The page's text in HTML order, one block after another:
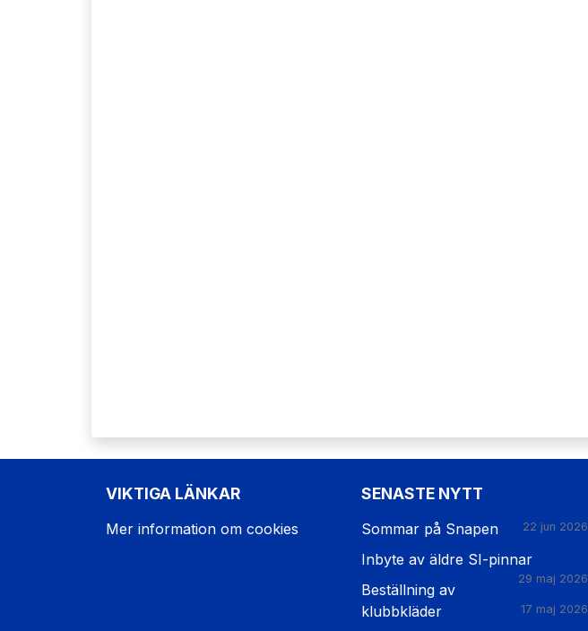
VIKTIGA LÄNKAR
Mer information om cookies
SENASTE NYTT
Sommar på Snapen 22 jun 2026
Inbyte av äldre SI-pinnar
29 maj 2026
Beställning av
klubbkläder
17 maj 2026